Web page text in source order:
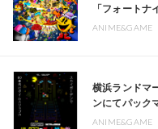
「フォートナ
ANIME&GAME
横浜ランドマ
ンにてパック
ANIME&GAME